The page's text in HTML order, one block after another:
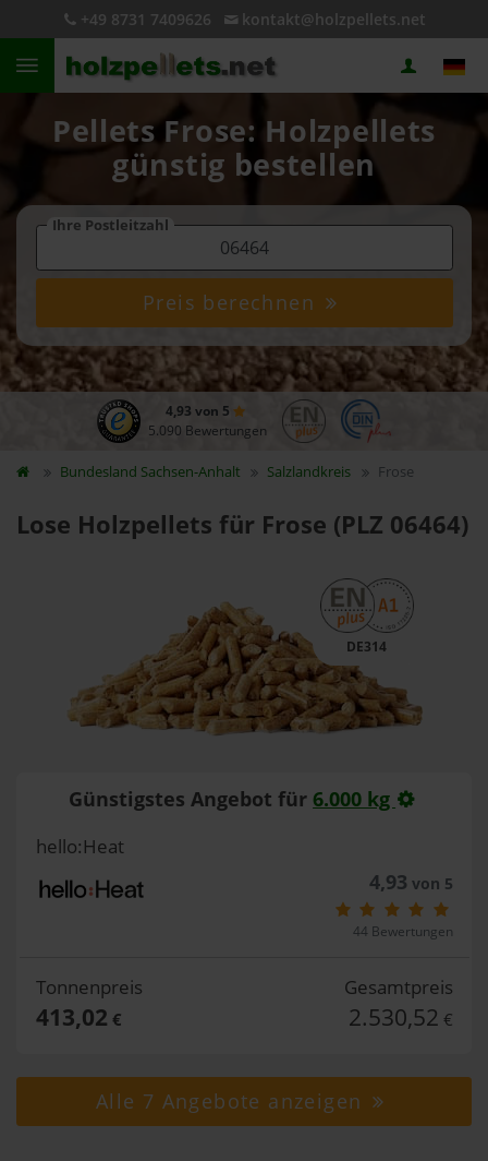
+49 8731 7409626 kontakt@holzpellets.net
Pellets Frose: Holzpellets
günstig bestellen
Ihre Postleitzahl
Preis berechnen
4,93 von 5
5.090 Bewertungen
Bundesland Sachsen-Anhalt Salzlandkreis Frose
Lose Holzpellets für Frose (PLZ 06464)
DE314
Günstigstes Angebot für 6.000 kg
hello:Heat
4,93 von 5
44 Bewertungen
Tonnenpreis
413,02 €
Gesamtpreis
2.530,52 €
Alle 7 Angebote anzeigen